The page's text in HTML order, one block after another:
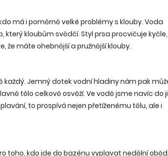
má i poměrně velké problémy s klouby. Voda
který kloubům svědčí. Styl prsa procvičuje
že máte ohebnější a pružnější klouby.
Jemný dotek vodní hladiny nám pak
tělo celkově osvěží. Ve vodě jsme navíc do
to prospívá nejen přetíženému tělu, ale i
toho, kdo jde do bazénu vyplavat nedělní oběd,